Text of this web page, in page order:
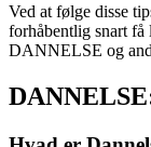
Ved at følge disse
forhåbentlig snart få
DANNELSE og